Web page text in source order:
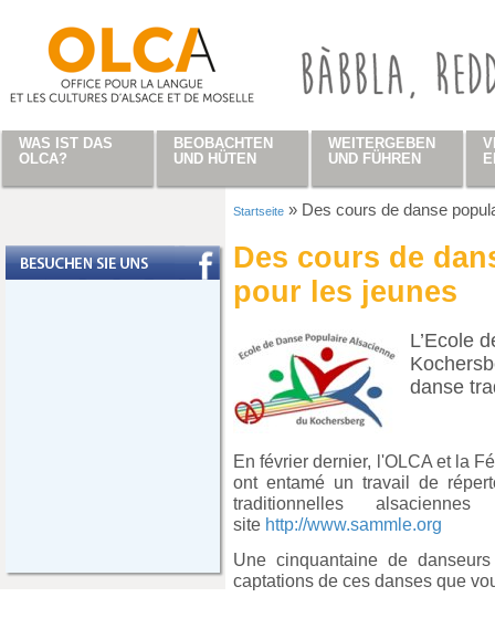
Startseite » Des cours de danse
Des cours de
pour les jeunes
L’Ecole
danse
En février dernier, l'OLCA et la
ont entamé un travail de
traditionnelles
site http://www.sammle.org
Une cinquantaine de
captations de ces danses que
WAS IST DAS
OLCA?
BEOBACHTEN
UND HÜTEN
WEITERGEBEN
UND FÜHREN